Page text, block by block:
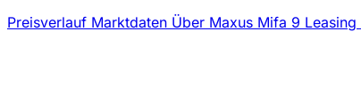
Preisverlauf Marktdaten Über Maxus Mifa 9 Leasing